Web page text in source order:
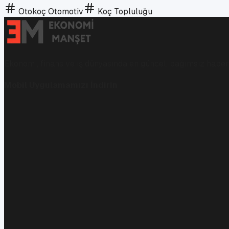
Otokoç Otomotiv Koç Topluluğu